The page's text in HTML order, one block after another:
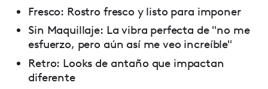
Fresco: Rostro fresco y listo para imponer
Sin Maquillaje: La vibra perfecta de "no me
esfuerzo, pero aún así me veo increíble"
Retro: Looks de antaño que impactan
diferente